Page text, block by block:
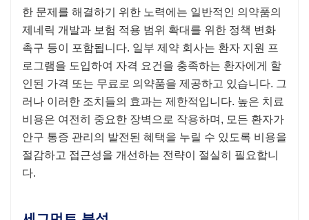
한 문제를 해결하기 위한 노력에는 일반적인 의약품의
제네릭 개발과 보험 적용 범위 확대를 위한 정책 변화
촉구 등이 포함됩니다. 일부 제약 회사는 환자 지원 프
로그램을 도입하여 자격 요건을 충족하는 환자에게 할
인된 가격 또는 무료로 의약품을 제공하고 있습니다. 그
러나 이러한 조치들의 효과는 제한적입니다. 높은 치료
비용은 여전히 ​​중요한 장벽으로 작용하며, 모든 환자가
안구 통증 관리의 발전된 혜택을 누릴 수 있도록 비용을
절감하고 접근성을 개선하는 전략이 절실히 필요합니
다.